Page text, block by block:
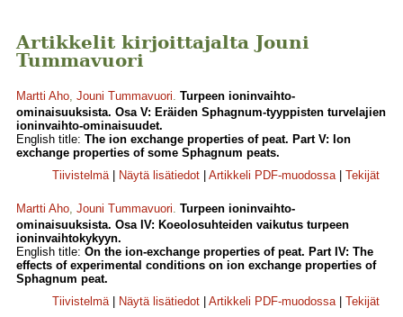
Artikkelit kirjoittajalta Jouni
Tummavuori
Martti Aho, Jouni Tummavuori. Turpeen ioninvaihto-
ominaisuuksista. Osa V: Eräiden Sphagnum-tyyppisten turvelajien
ioninvaihto-ominaisuudet.
English title: The ion exchange properties of peat. Part V: Ion
exchange properties of some Sphagnum peats.
Tiivistelmä| Näytä lisätiedot Artikkeli PDF-muodossa| Tekijät
Martti Aho, Jouni Tummavuori. Turpeen ioninvaihto-
ominaisuuksista. Osa IV: Koeolosuhteiden vaikutus turpeen
ioninvaihtokykyyn.
English title: On the ion-exchange properties of peat. Part IV: The
effects of experimental conditions on ion exchange properties of
Sphagnum peat.
Tiivistelmä| Näytä lisätiedot Artikkeli PDF-muodossa| Tekijät